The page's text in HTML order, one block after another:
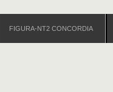
FIGURA-NT2 CONCORDIA